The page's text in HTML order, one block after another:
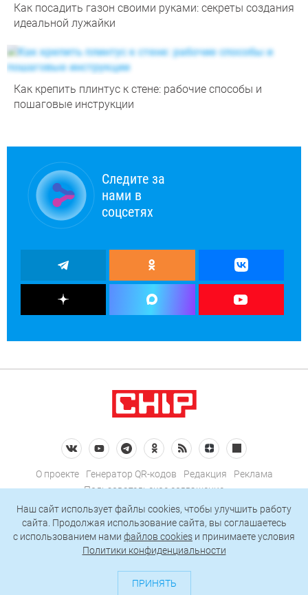
Как посадить газон своими руками: секреты создания
идеальной лужайки
Как крепить плинтус к стене: рабочие способы и
пошаговые инструкции
Следите за
нами в
соцсетях
О проекте Генератор QR-кодов Редакция
Реклама
Пользовательское соглашение
Политика конфиденциальности
Подписаться на рассылку
127018, Москва, ул. Полковая, д. 3, стр. 4, помещение I, комн. 23
Наш сайт использует файлы cookies, чтобы улучшить работу
сайта. Продолжая использование сайта, вы соглашаетесь
c использованием нами файлов cookies и принимаете условия
Политики конфиденциальности
ПРИНЯТЬ